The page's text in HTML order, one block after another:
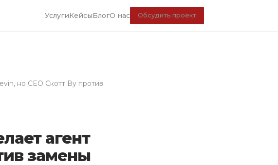
УслугиКейсыБлогО нас Обсудить проект
но CEO Скотт Ву против
агент
замены